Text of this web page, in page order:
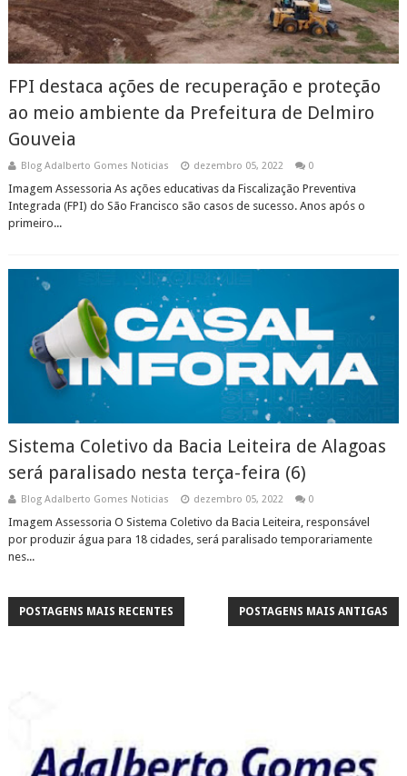
FPI destaca ações de recuperação e proteção
ao meio ambiente da Prefeitura de Delmiro
Gouveia
Blog Adalberto Gomes Noticias dezembro 05, 2022 0
Imagem Assessoria As ações educativas da Fiscalização Preventiva
Integrada (FPI) do São Francisco são casos de sucesso. Anos após o
primeiro...
Sistema Coletivo da Bacia Leiteira de Alagoas
será paralisado nesta terça-feira (6)
Blog Adalberto Gomes Noticias dezembro 05, 2022 0
Imagem Assessoria O Sistema Coletivo da Bacia Leiteira, responsável
por produzir água para 18 cidades, será paralisado temporariamente
nes...
POSTAGENS MAIS RECENTES POSTAGENS MAIS ANTIGAS